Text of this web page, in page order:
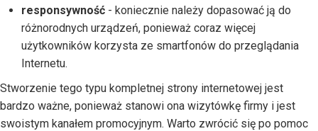
responsywność - koniecznie należy dopasować ją do
różnorodnych urządzeń, ponieważ coraz więcej
użytkowników korzysta ze smartfonów do przeglądania
Internetu.
Stworzenie tego typu kompletnej strony internetowej jest
bardzo ważne, ponieważ stanowi ona wizytówkę firmy i jest
swoistym kanałem promocyjnym. Warto zwrócić się po pomoc